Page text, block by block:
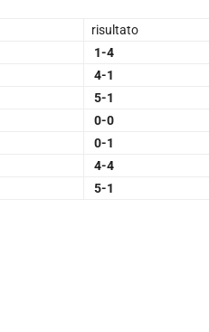
risultato
1-4
4-1
5-1
0-0
0-1
4-4
5-1